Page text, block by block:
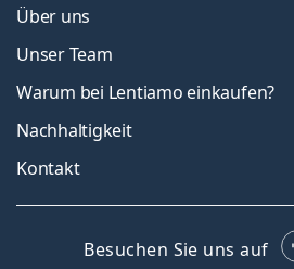
Über uns
Unser Team
Warum bei Lentiamo einkaufen?
Nachhaltigkeit
Kontakt
Besuchen Sie uns auf